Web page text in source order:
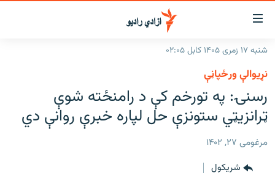
د
لاسرسۍ
وړ
لېنکونه
اصلي
متن
ته
ورتلل
اصلي
راپورونه
افغانستان
نړۍ
خبرونه
افغانستان
د خپرونو جدول
مرکې
اونیزې خپرونې
شنبه ۱۷ زمری ۱۴۰۵ کابل ۰۲:۰۵
نړیوالې ورځپاڼې
رسنۍ: په تورخم کې د رامنځته شوې
ټرانزیټي ستونزې حل لپاره خبرې روانې دي
مرغومی ۲۷, ۱۴۰۲
شريکول